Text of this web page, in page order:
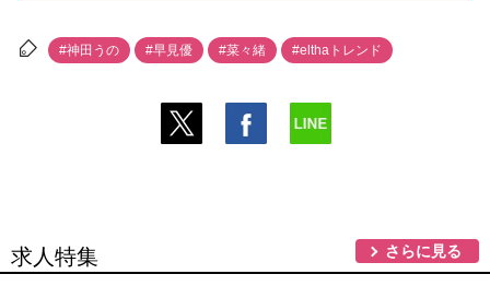
#神田うの #早見優 #菜々緒 #elthaトレンド
求人特集 さらに見る